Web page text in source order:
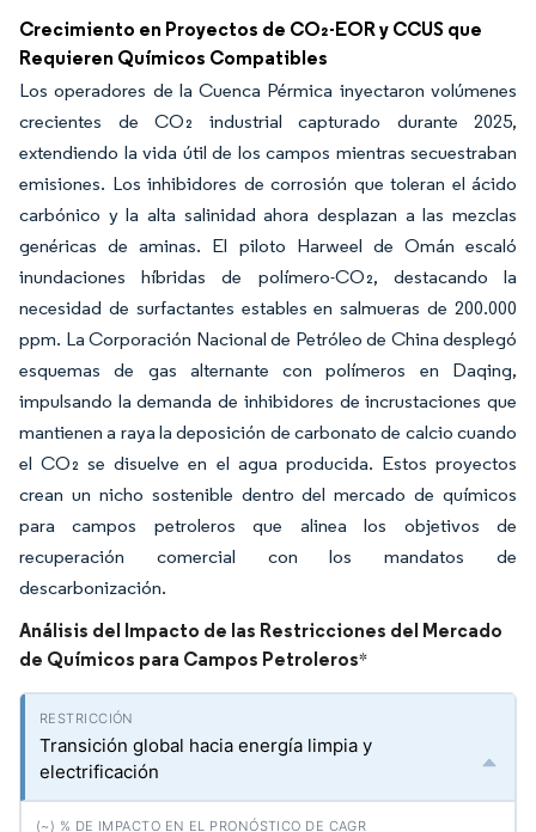
Crecimiento en Proyectos de CO₂-EOR y CCUS que
Requieren Químicos Compatibles
Los operadores de la Cuenca Pérmica inyectaron volúmenes
crecientes de CO₂ industrial capturado durante 2025,
extendiendo la vida útil de los campos mientras secuestraban
emisiones. Los inhibidores de corrosión que toleran el ácido
carbónico y la alta salinidad ahora desplazan a las mezclas
genéricas de aminas. El piloto Harweel de Omán escaló
inundaciones híbridas de polímero-CO₂, destacando la
necesidad de surfactantes estables en salmueras de 200.000
ppm. La Corporación Nacional de Petróleo de China desplegó
esquemas de gas alternante con polímeros en Daqing,
impulsando la demanda de inhibidores de incrustaciones que
mantienen a raya la deposición de carbonato de calcio cuando
el CO₂ se disuelve en el agua producida. Estos proyectos
crean un nicho sostenible dentro del mercado de químicos
para campos petroleros que alinea los objetivos de
recuperación comercial con los mandatos de
descarbonización.
Análisis del Impacto de las Restricciones del Mercado
de Químicos para Campos Petroleros*
Transición global hacia energía limpia y
electrificación